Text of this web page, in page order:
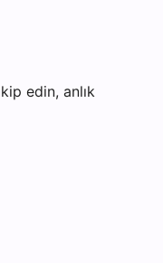
edin, anlık